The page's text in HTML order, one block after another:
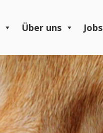
Über uns Jobs